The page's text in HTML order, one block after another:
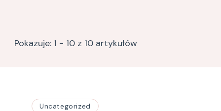
Pokazuje: 1 - 10 z 10 artykułów
Uncategorized